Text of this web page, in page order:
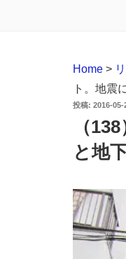
Home >
ト。地震
投
2016-05-
（
と地